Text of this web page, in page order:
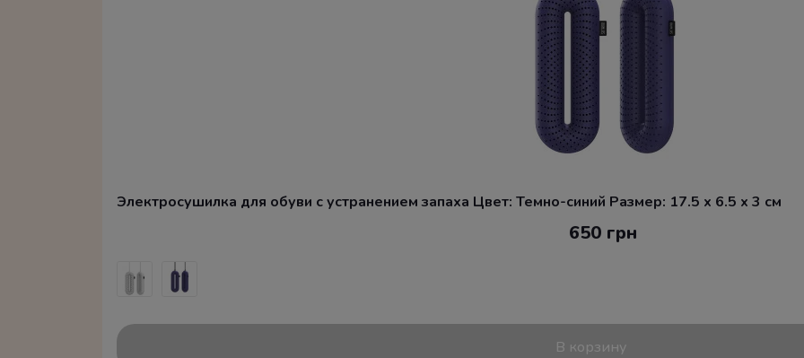
Электросушилка для обуви с устранением запаха Цвет: Темно-синий Размер: 17.5 x 6.5 x 3 см
650 грн
В корзину